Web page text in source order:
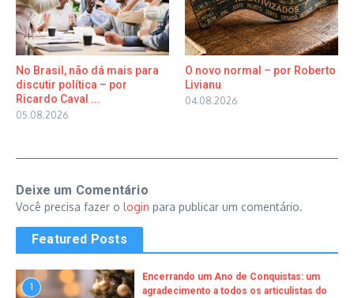
No Brasil, não dá mais para
discutir política – por
Ricardo Caval ...
05.08.2026
O novo normal – por Roberto
Livianu
04.08.2026
Deixe um Comentário
Você precisa fazer o login para publicar um comentário.
Featured Posts
1
Encerrando um Ano de Conquistas: um
agradecimento a todos os articulistas do